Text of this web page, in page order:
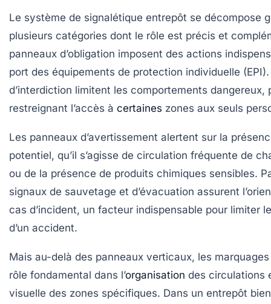
Le système de signalétique entrepôt se décompose
plusieurs catégories dont le rôle est précis et
panneaux d’obligation imposent des actions
port des équipements de protection individuelle
d’interdiction limitent les comportements dangereux,
restreignant l’accès à certaines zones aux seuls
Les panneaux d’avertissement alertent sur la
potentiel, qu’il s’agisse de circulation fréquente de
ou de la présence de produits chimiques sensibles.
signaux de sauvetage et d’évacuation assurent
cas d’incident, un facteur indispensable pour limiter
d’un accident.
Mais au-delà des panneaux verticaux, les
rôle fondamental dans l’organisation des circulations
visuelle des zones spécifiques. Dans un entrepôt